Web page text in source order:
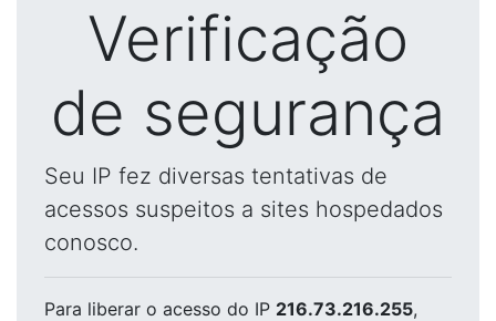
Verificação
de segurança
Seu IP fez diversas tentativas de
acessos suspeitos a sites hospedados
conosco.
Para liberar o acesso do IP 216.73.216.255,